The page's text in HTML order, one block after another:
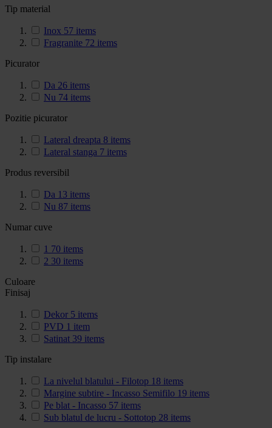
Tip material
Inox 57 items
Fragranite 72 items
Picurator
Da 26 items
Nu 74 items
Pozitie picurator
Lateral dreapta 8 items
Lateral stanga 7 items
Produs reversibil
Da 13 items
Nu 87 items
Numar cuve
1 70 items
2 30 items
Culoare
Finisaj
Dekor 5 items
PVD 1 item
Satinat 39 items
Tip instalare
La nivelul blatului - Filotop 18 items
Margine subtire - Incasso Semifilo 19 items
Pe blat - Incasso 57 items
Sub blatul de lucru - Sottotop 28 items